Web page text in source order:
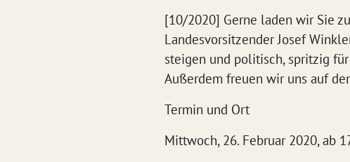
[10/2020] Gerne laden wir Sie
Landesvorsitzender Josef
steigen und politisch, spritzig
Außerdem freuen wir uns auf
Termin und Ort
Mittwoch, 26. Februar 2020, ab